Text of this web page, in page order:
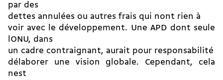
par des
dettes annulées ou autres frais qui nont rien à
voir avec le développement. Une APD dont seule
lONU, dans
un cadre contraignant, aurait pour responsabilité
délaborer une vision globale. Cependant, cela
nest